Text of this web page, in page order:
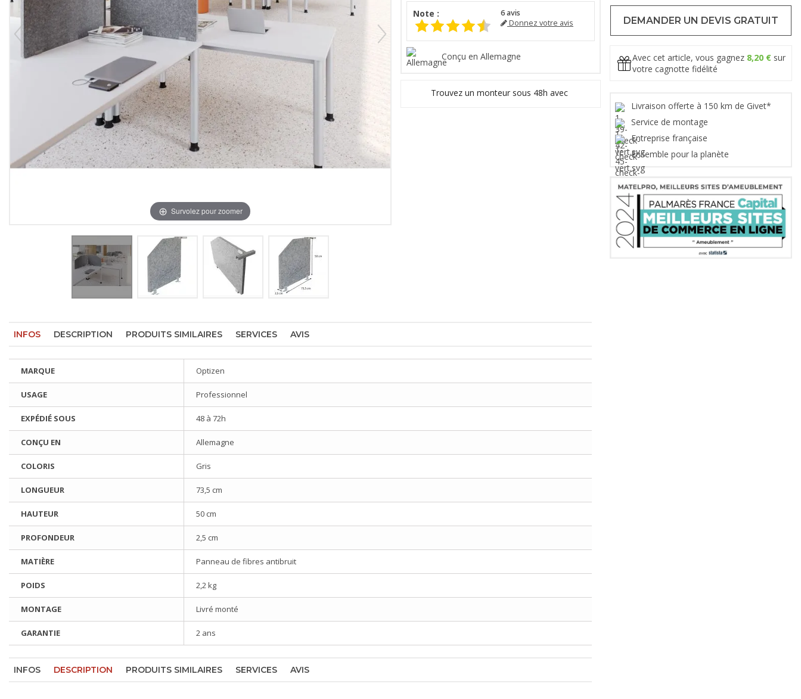
Survolez pour zoomer
Note : 6avis
Donnez votre avis
Conçu en Allemagne
Trouvez un monteur sous 48h avec
INFOS DESCRIPTION PRODUITS SIMILAIRES SERVICES AVIS
MARQUE Optizen
USAGE Professionnel
EXPÉDIÉ SOUS 48 à 72h
CONÇU EN Allemagne
COLORIS Gris
LONGUEUR 73,5 cm
HAUTEUR 50 cm
PROFONDEUR 2,5 cm
MATIÈRE Panneau de fibres antibruit
POIDS 2,2 kg
MONTAGE Livré monté
GARANTIE 2 ans
INFOS DESCRIPTION PRODUITS SIMILAIRES SERVICES AVIS
DEMANDER UN DEVIS GRATUIT
Avec cet article, vous gagnez 8,20 € sur
votre cagnotte fidélité
Livraison offerte à 150 km de Givet*
Service de montage
Entreprise française
Ensemble pour la planète